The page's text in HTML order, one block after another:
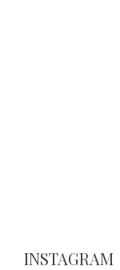
INSTAGRAM